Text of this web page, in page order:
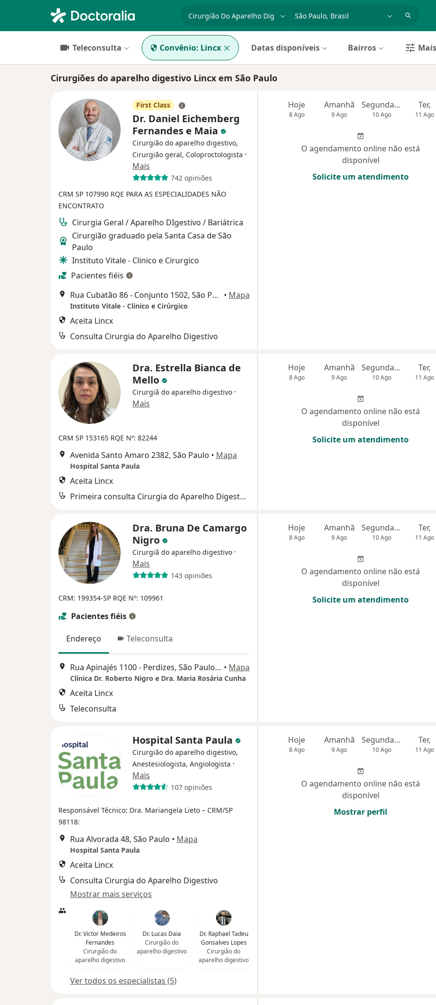
Teleconsulta Convênio: Lincx Datas disponíveis Bairros
Cirurgiões do aparelho digestivo Lincx em São Paulo
First Class
Dr. Daniel Eichemberg
Fernandes e Maia
Cirurgião do aparelho digestivo,
Cirurgião geral, Coloproctologista ·
Mais
742 opiniões
CRM SP 107990 RQE PARA AS ESPECIALIDADES NÃO
ENCONTRATO
Cirurgia Geral / Aparelho DIgestivo / Bariátrica
Cirurgião graduado pela Santa Casa de São
Paulo
Instituto Vitale - Clinico e Cirurgico
Pacientes fiéis
Rua Cubatão 86 - Conjunto 1502, São Paulo • Mapa
Instituto Vitale - Clinico e Cirúrgico
Aceita Lincx
Consulta Cirurgia do Aparelho Digestivo
Hoje
8 Ago
Amanhã
9 Ago
Segunda-feira
10 Ago
Ter,
11 Ago
O agendamento online não está
disponível
Solicite um atendimento
Dra. Estrella Bianca de
Mello
Cirurgiã do aparelho digestivo ·
Mais
CRM SP 153165 RQE Nº: 82244
Avenida Santo Amaro 2382, São Paulo • Mapa
Hospital Santa Paula
Aceita Lincx
Primeira consulta Cirurgia do Aparelho Digestivo
Hoje
8 Ago
Amanhã
9 Ago
Segunda-feira
10 Ago
Ter,
11 Ago
O agendamento online não está
disponível
Solicite um atendimento
Dra. Bruna De Camargo
Nigro
Cirurgiã do aparelho digestivo ·
Mais
143 opiniões
CRM: 199354-SP RQE Nº: 109961
Pacientes fiéis
Endereço Teleconsulta
Rua Apinajés 1100 - Perdizes, São Paulo - SP, Brasil, São Paulo • Mapa
Clínica Dr. Roberto Nigro e Dra. Maria Rosária Cunha
Aceita Lincx
Teleconsulta
Hoje
8 Ago
Amanhã
9 Ago
Segunda-feira
10 Ago
Ter,
11 Ago
O agendamento online não está
disponível
Solicite um atendimento
Hospital Santa Paula
Cirurgião do aparelho digestivo,
Anestesiologista, Angiologista ·
Mais
107 opiniões
Responsável Técnico: Dra. Mariangela Lieto – CRM/SP
98118:
Rua Alvorada 48, São Paulo • Mapa
Hospital Santa Paula
Aceita Lincx
Consulta Cirurgia do Aparelho Digestivo
Mostrar mais serviços
Dr. Victor Medeiros
Fernandes
Cirurgião do
aparelho digestivo
Dr. Lucas Daia
Cirurgião do
aparelho digestivo
Dr. Raphael Tadeu
Gonsalves Lopes
Cirurgião do
aparelho digestivo
Ver todos os especialistas (5)
Hoje
8 Ago
Amanhã
9 Ago
Segunda-feira
10 Ago
Ter,
11 Ago
O agendamento online não está
disponível
Mostrar perfil